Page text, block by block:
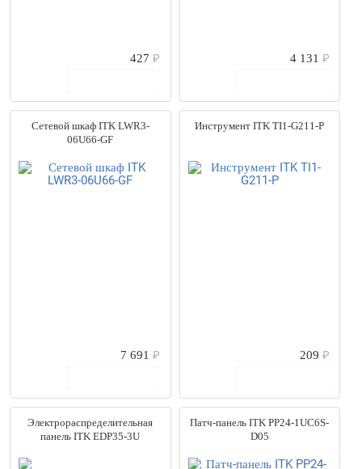
427₽ 4 131 ₽
Сетевой шкаф ITK LWR3-
06U66-GF
7 691₽
Инструмент ITK TI1-G211-P
209 ₽
Электрораспределительная
панель ITK EDP35-3U
Патч-панель ITK PP24-1UC6S-
D05